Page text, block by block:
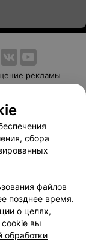
рекламы
оплаты
сбора
файлов
позднее время.
о целях,
cookie вы
обработки